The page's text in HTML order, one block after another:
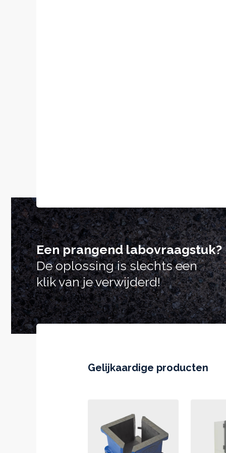
Een prangend labovraagstuk?
De oplossing is slechts een
klik van je verwijderd!
Gelijkaardige producten